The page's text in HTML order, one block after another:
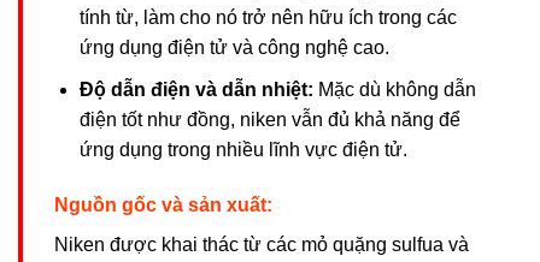
tính từ, làm cho nó trở nên hữu ích trong các
ứng dụng điện tử và công nghệ cao.
Độ dẫn điện và dẫn nhiệt: Mặc dù không dẫn
điện tốt như đồng, niken vẫn đủ khả năng để
ứng dụng trong nhiều lĩnh vực điện tử.
Nguồn gốc và sản xuất:
Niken được khai thác từ các mỏ quặng sulfua và